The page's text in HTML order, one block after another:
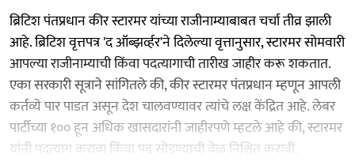
ब्रिटिश पंतप्रधान कीर स्टारमर यांच्या राजीनाम्याबाबत चर्चा तीव्र झाली
आहे. ब्रिटिश वृत्तपत्र 'द ऑब्झर्व्हर'ने दिलेल्या वृत्तानुसार, स्टारमर सोमवारी
आपल्या राजीनाम्याची किंवा पदत्यागाची तारीख जाहीर करू शकतात.
एका सरकारी सूत्राने सांगितले की, कीर स्टारमर पंतप्रधान म्हणून आपली
कर्तव्ये पार पाडत असून देश चालवण्यावर त्यांचे लक्ष केंद्रित आहे. लेबर
पार्टीच्या १०० हून अधिक खासदारांनी जाहीरपणे म्हटले आहे की, स्टारमर
यांनी पदत्याग करावा किंवा पद सोडण्याची वेळ निश्चित करावी.